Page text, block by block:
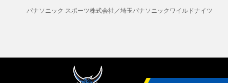
パナソニック スポーツ株式会社／埼玉パナソニックワイルドナイツ